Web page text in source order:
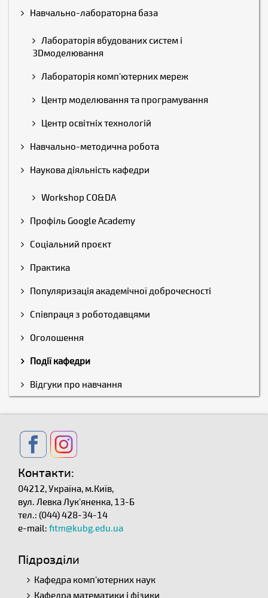
Навчально-лабораторна база
Лабораторія вбудованих систем і
3Dмоделювання
Лабораторія комп'ютерних мереж
Центр моделювання та програмування
Центр освітніх технологій
Навчально-методична робота
Наукова діяльність кафедри
Workshop CO&DA
Профіль Google Academy
Соціальний проєкт
Практика
Популяризація академічної доброчесності
Співпраця з роботодавцями
Оголошення
Події кафедри
Відгуки про навчання
Контакти:
04212, Україна, м.Київ,
вул. Левка Лук'яненка, 13-Б
тел.: (044) 428-34-14
e-mail: fitm@kubg.edu.ua
Підрозділи
Кафедра комп'ютерних наук
Кафедра математики і фізики